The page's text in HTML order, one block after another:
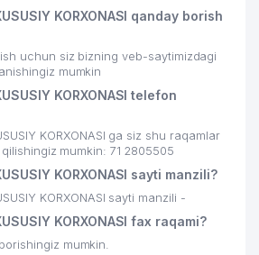
MChJ 784 м
GROUP MChJ
MChJ
XUSUSIY
855 м
KORXONASI qanday borish
uchun siz bizning veb-saytimizdagi
mumkin
KORXONASI telefon
KORXONASI ga siz shu raqamlar
qilishingiz mumkin: 71 2805505
KORXONASI sayti manzili?
KORXONASI sayti manzili -
KORXONASI fax raqami?
mumkin.